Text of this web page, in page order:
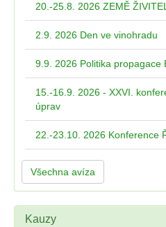
20.-25.8. 2026 ZEMĚ
2.9. 2026 Den ve vinohradu
9.9. 2026 Politika propagace
15.-16.9. 2026 - XXVI.
úprav
22.-23.10. 2026 Konference
Všechna avíza
Kauzy